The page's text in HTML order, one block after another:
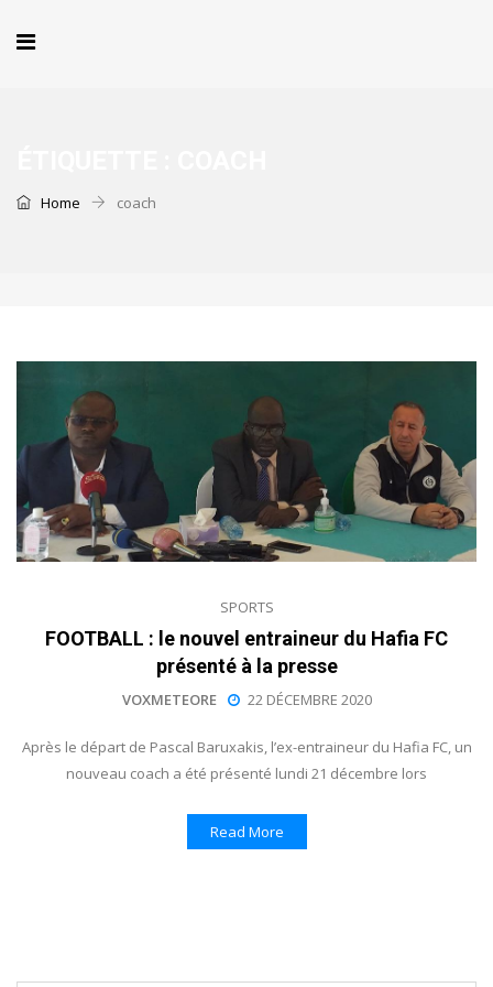
Home coach
SPORTS
FOOTBALL : le nouvel entraineur du Hafia FC
présenté à la presse
VOXMETEORE 22 DÉCEMBRE 2020
Après le départ de Pascal Baruxakis, l’ex-entraineur du Hafia FC, un
nouveau coach a été présenté lundi 21 décembre lors
Read More